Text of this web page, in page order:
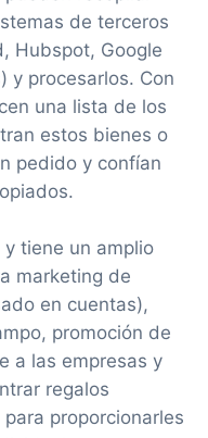
de terceros
Hubspot, Google
y procesarlos. Con
una lista de los
estos bienes o
pedido y confían
tiene un amplio
marketing de
en cuentas),
promoción de
a las empresas y
regalos
proporcionarles